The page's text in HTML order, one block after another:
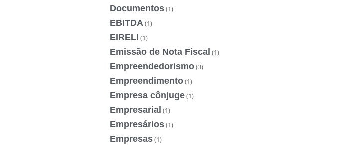
Documentos(1)
EBITDA(1)
EIRELI (1)
Emissão de Nota Fiscal (1)
Empreendedorismo(3)
Empreendimento(1)
Empresa cônjuge(1)
Empresarial (1)
Empresários(1)
Empresas(1)